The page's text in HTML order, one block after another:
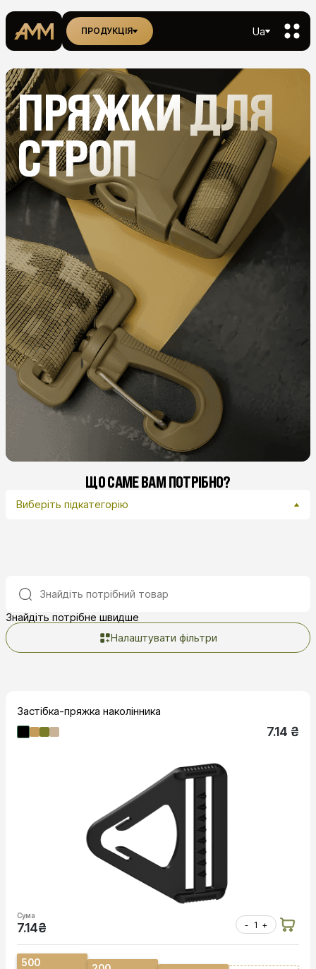
ПРОДУКЦІЯ Ua
ПРЯЖКИ ДЛЯ
СТРОП
ЩО САМЕ ВАМ ПОТРІБНО?
Виберіть підкатегорію
Знайдіть потрібне швидше
Налаштувати фільтри
Застібка-пряжка наколінника
7.14 ₴
Сума
7.14₴ - +
500